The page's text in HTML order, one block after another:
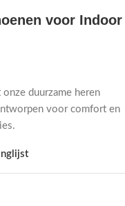
voor Indoor
duurzame heren
voor comfort en